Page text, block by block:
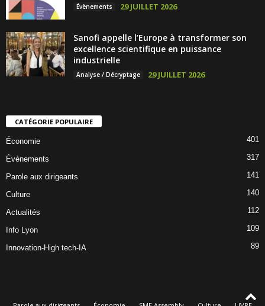
Évènements 29 JUILLET 2026
Sanofi appelle l’Europe à transformer son
excellence scientifique en puissance
industrielle
Analyse / Décryptage 29 JUILLET 2026
CATÉGORIE POPULAIRE
Économie 401
Évènements 317
Parole aux dirigeants 141
Culture 140
Actualités 112
Info Lyon 109
Innovation-High tech-IA 89